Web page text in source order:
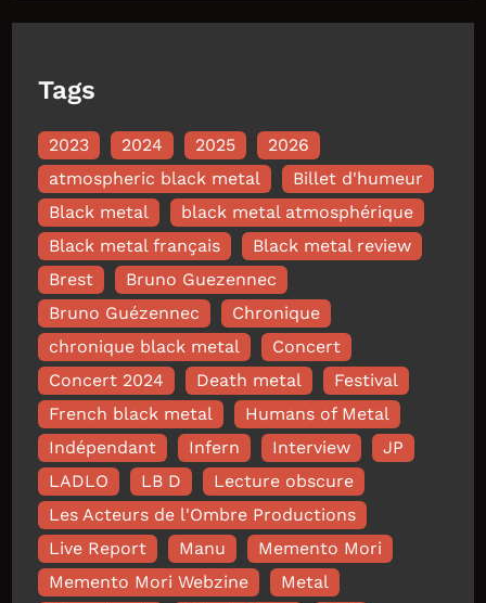
Tags
2023 2024 2025
2026
atmospheric black metal
Billet d'humeur
Black metal
black metal atmosphérique
Black metal français
Black metal review
Brest
Bruno Guezennec
Bruno Guézennec
Chronique
chronique black metal
Concert
Concert 2024
Death metal
Festival
French black metal
Humans of Metal
Indépendant
Infern Interview
JP
LADLO
LB D
Lecture obscure
Les Acteurs de l'Ombre Productions
Live Report
Manu
Memento Mori
Memento Mori Webzine
Metal